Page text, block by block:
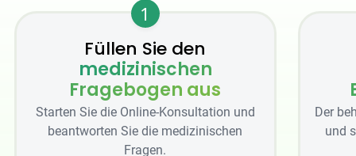
1
Füllen Sie den
medizinischen
Fragebogen aus
Starten Sie die Online-Konsultation und
beantworten Sie die medizinischen
Fragen.
Der
und